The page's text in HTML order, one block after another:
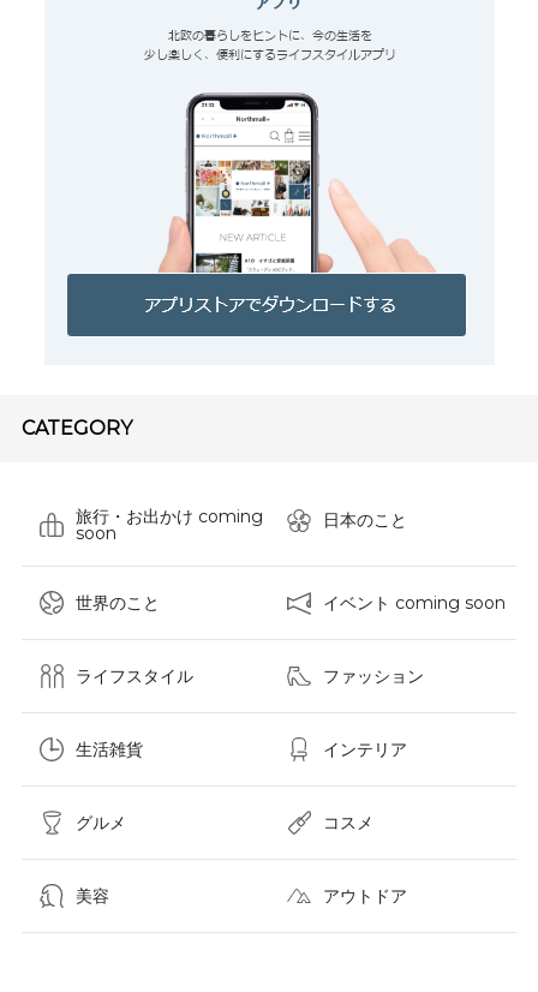
CATEGORY
旅行・お出かけ coming
soon
日本のこと
世界のこと イベント coming soon
ライフスタイル ファッション
生活雑貨 インテリア
グルメ コスメ​
美容 アウトドア